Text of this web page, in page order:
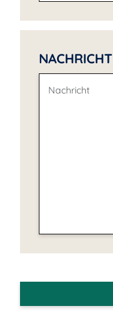
NACHRICHT